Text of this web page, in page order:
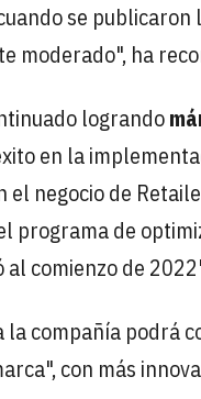
se
moderado", ha
logrando
en la
negocio de
programa de
al comienzo de
la compañía podrá
con más